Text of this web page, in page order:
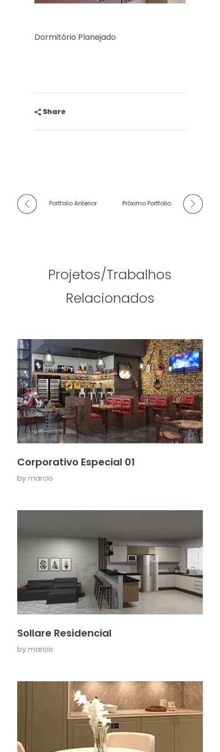
Dormitório Planejado
Share
Portfolio Anterior Próximo Portfolio
Projetos/Trabalhos
Relacionados
Corporativo Especial 01
by marcio
Sollare Residencial
by marcio